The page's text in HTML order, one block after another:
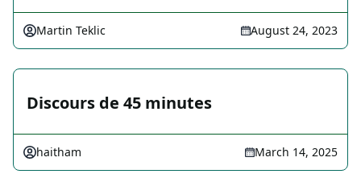
Martin Teklic August 24, 2023
Discours de 45 minutes
haitham March 14, 2025